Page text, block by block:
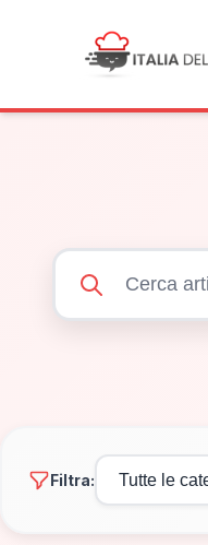
Filtra: